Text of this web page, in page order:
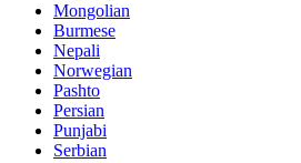
Mongolian
Burmese
Nepali
Norwegian
Pashto
Persian
Punjabi
Serbian